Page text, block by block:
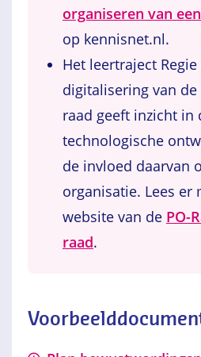
organiseren van
op kennisnet.nl.
Het leertraject Regie
digitalisering van de
raad geeft inzicht in
technologische
de invloed daarvan
organisatie. Lees er
website van de PO-
raad.